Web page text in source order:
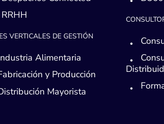
VERTICALES DE GESTIÓN
Alimentaria
y Producción
Mayorista